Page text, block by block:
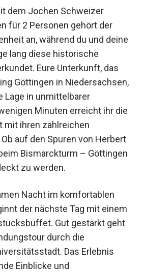
dem Jochen Schweizer
für 2 Personen gehört der
an, während du und
Tage lang diese historische
Eure Unterkunft, das
Göttingen in
eine zentrale Lage in
In wenigen Minuten
Altstadt mit ihren
Ob auf den
Grönemeyer oder beim
wartet darauf,
Nacht im komfortablen
der nächste Tag mit
Frühstücksbuffet. Gut
auf Erkundungstour
Universitätsstadt. Das